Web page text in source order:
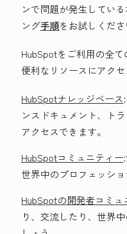
ンで問題が発生してい
ング手順をお試しくださ
HubSpotをご利用の全
便利なリソースにアクセ
HubSpotナレッジベース
ンスドキュメント、ト
アクセスできます。
HubSpotコミュニティー
世界中のプロフェッシ
HubSpotの開発者コミュ
り、交流したり、世界